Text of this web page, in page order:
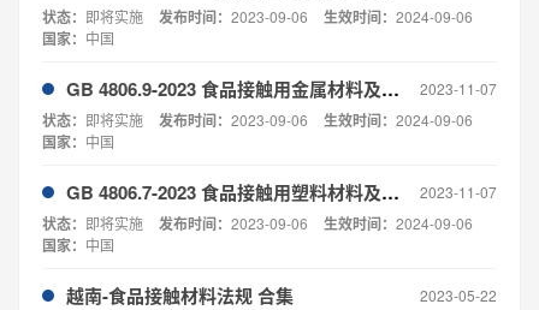
状态： 即将实施 发布时间： 2023-09-06 生效时间： 2024-09-06
国家： 中国
GB 4806.9-2023 食品接触用金属材料及制品 2023-11-07
状态： 即将实施 发布时间： 2023-09-06 生效时间： 2024-09-06
国家： 中国
GB 4806.7-2023 食品接触用塑料材料及制品 2023-11-07
状态： 即将实施 发布时间： 2023-09-06 生效时间： 2024-09-06
国家： 中国
越南-食品接触材料法规 合集 2023-05-22